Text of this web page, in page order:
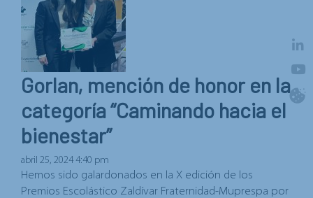
Gorlan, mención de honor en la
categoría “Caminando hacia el
bienestar”
abril 25, 2024 4:40 pm
Hemos sido galardonados en la X edición de los
Premios Escolástico Zaldívar Fraternidad-Muprespa por